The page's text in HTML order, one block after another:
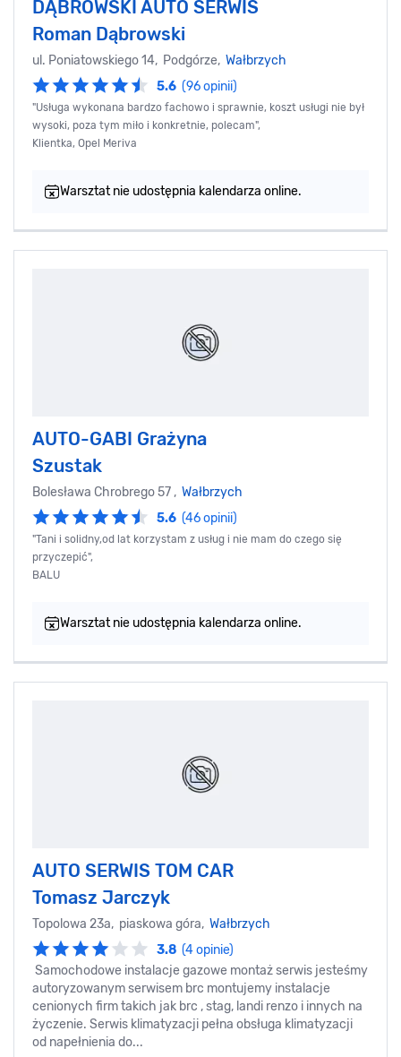
DĄBROWSKI AUTO SERWIS
Roman Dąbrowski
ul. Poniatowskiego 14, Podgórze, Wałbrzych
5.6 (96 opinii)
"Usługa wykonana bardzo fachowo i sprawnie, koszt usługi nie był
wysoki, poza tym miło i konkretnie, polecam",
Klientka, Opel Meriva
Warsztat nie udostępnia kalendarza online.
AUTO-GABI Grażyna
Szustak
Bolesława Chrobrego 57 , Wałbrzych
5.6 (46 opinii)
"Tani i solidny,od lat korzystam z usług i nie mam do czego się
przyczepić",
BALU
Warsztat nie udostępnia kalendarza online.
AUTO SERWIS TOM CAR
Tomasz Jarczyk
Topolowa 23a, piaskowa góra, Wałbrzych
3.8 (4 opinie)
Samochodowe instalacje gazowe montaż serwis jesteśmy
autoryzowanym serwisem brc montujemy instalacje
cenionych firm takich jak brc , stag, landi renzo i innych na
życzenie. Serwis klimatyzacji pełna obsługa klimatyzacji
od napełnienia do...